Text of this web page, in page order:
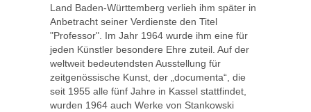
Land Baden-Württemberg verlieh ihm später in
Anbetracht seiner Verdienste den Titel
"Professor". Im Jahr 1964 wurde ihm eine für
jeden Künstler besondere Ehre zuteil. Auf der
weltweit bedeutendsten Ausstellung für
zeitgenössische Kunst, der „documenta“, die
seit 1955 alle fünf Jahre in Kassel stattfindet,
wurden 1964 auch Werke von Stankowski